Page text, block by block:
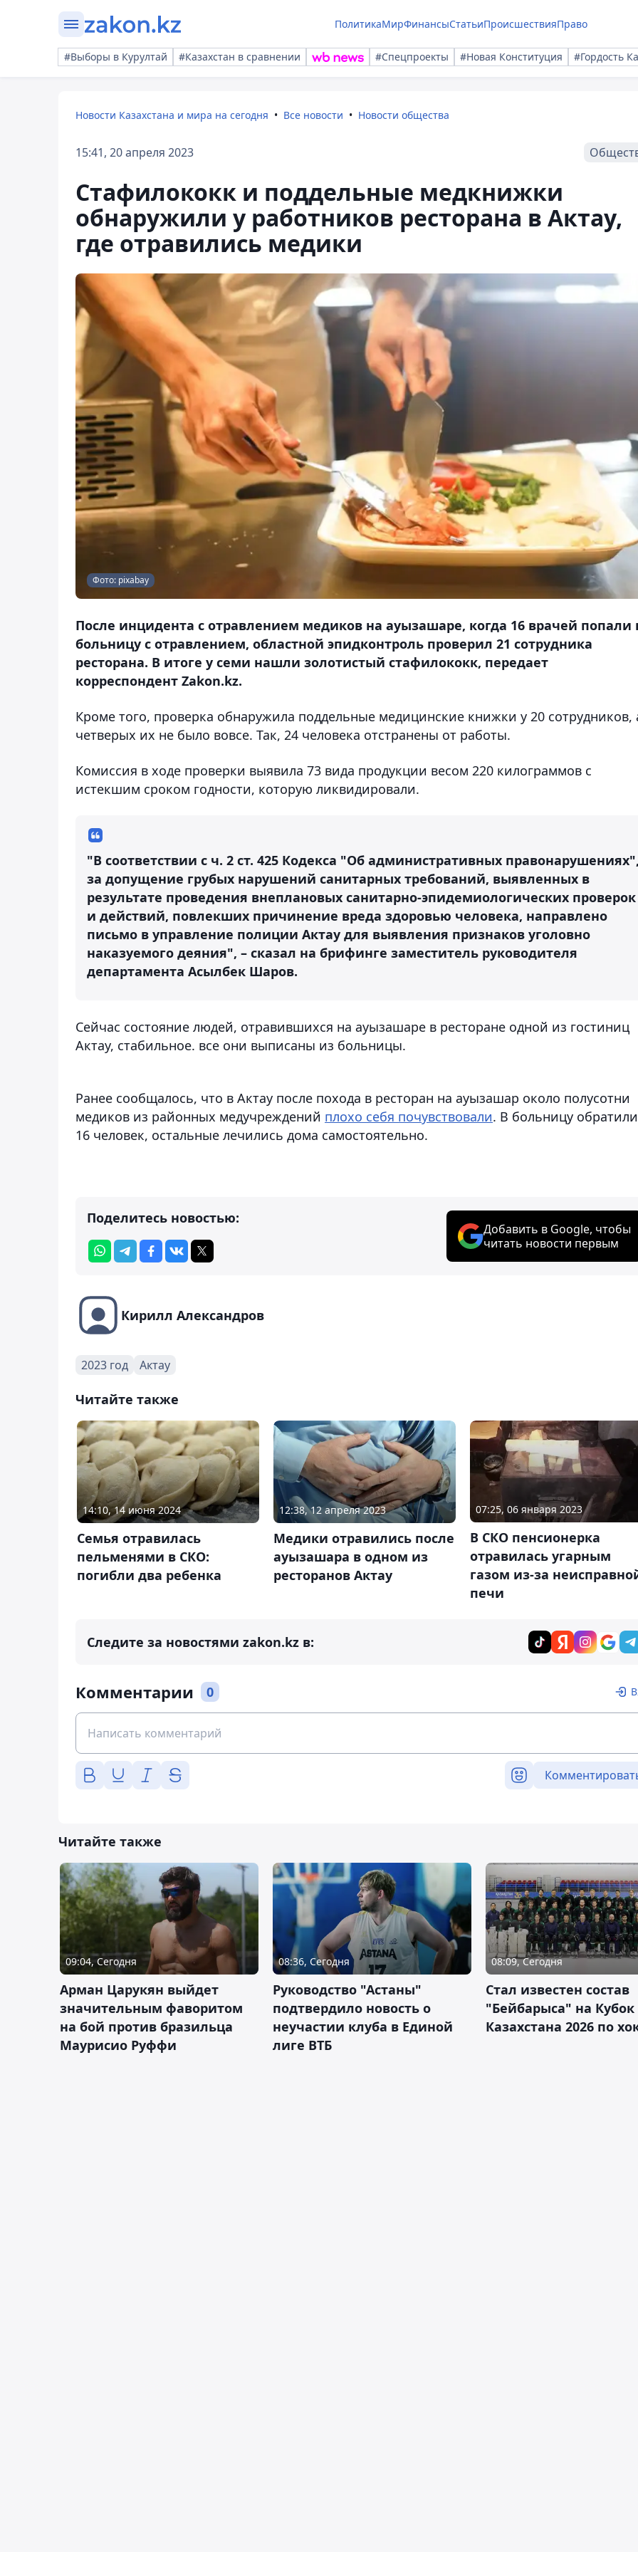
ПолитикаМирФинансыСтатьиПроисшествияПраво
#Выборы в Курултай #Казахстан в сравнении #Спецпроекты #Новая Конституция #Гордость
Новости Казахстана и мира на сегодня Все новости Новости общества
15:41, 20 апреля 2023
Стафилококк и поддельные медкнижки
обнаружили у работников ресторана в Актау,
где отравились медики
Фото: pixabay
После инцидента с отравлением медиков на ауызашаре, когда 16 врачей попали
больницу с отравлением, областной эпидконтроль проверил 21 сотрудника
ресторана. В итоге у семи нашли золотистый стафилококк, передает
корреспондент Zakon.kz.
Кроме того, проверка обнаружила поддельные медицинские книжки у 20 сотрудников,
четверых их не было вовсе. Так, 24 человека отстранены от работы.
Комиссия в ходе проверки выявила 73 вида продукции весом 220 килограммов с
истекшим сроком годности, которую ликвидировали.
"В соответствии с ч. 2 ст. 425 Кодекса "Об административных
за допущение грубых нарушений санитарных требований, выявленных в
результате проведения внеплановых санитарно-эпидемиологических проверок
и действий, повлекших причинение вреда здоровью человека, направлено
письмо в управление полиции Актау для выявления признаков уголовно
наказуемого деяния", – сказал на брифинге заместитель руководителя
департамента Асылбек Шаров.
Сейчас состояние людей, отравившихся на ауызашаре в ресторане одной из гостиниц
Актау, стабильное. все они выписаны из больницы.
Ранее сообщалось, что в Актау после похода в ресторан на ауызашар около полусотни
медиков из районных медучреждений плохо себя почувствовали. В больницу
16 человек, остальные лечились дома самостоятельно.
Поделитесь новостью:
Добавить в Google, чтобы
читать новости первым
Кирилл Александров
2023 год Актау
Читайте также
14:10, 14 июня 2024
Семья отравилась
пельменями в СКО:
погибли два ребенка
12:38, 12 апреля 2023
Медики отравились после
ауызашара в одном из
ресторанов Актау
07:25, 06 января 2023
В СКО пенсионерка
отравилась угарным
газом из-за
печи
Следите за новостями zakon.kz в:
Комментарии 0
Читайте также
09:04, Сегодня
Арман Царукян выйдет
значительным фаворитом
на бой против бразильца
Маурисио Руффи
08:36, Сегодня
Руководство "Астаны"
подтвердило новость о
неучастии клуба в Единой
лиге ВТБ
08:09, Сегодня
Стал известен состав
"Бейбарыса" на Кубок
Казахстана 2026 по